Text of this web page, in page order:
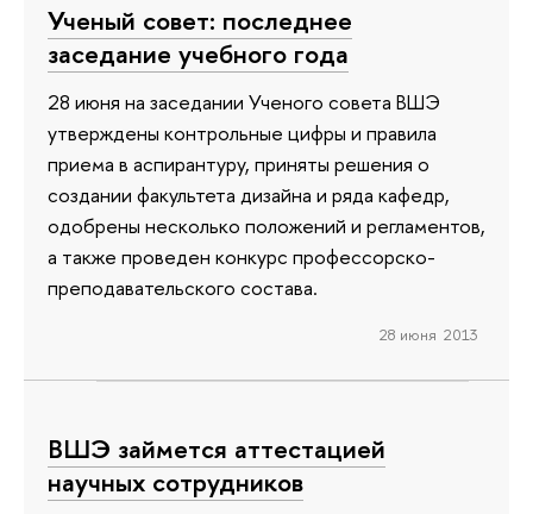
Ученый совет: последнее
заседание учебного года
28 июня на заседании Ученого совета ВШЭ
утверждены контрольные цифры и правила
приема в аспирантуру, приняты решения о
создании факультета дизайна и ряда кафедр,
одобрены несколько положений и регламентов,
а также проведен конкурс профессорско-
преподавательского состава.
28 июня 2013
ВШЭ займется аттестацией
научных сотрудников